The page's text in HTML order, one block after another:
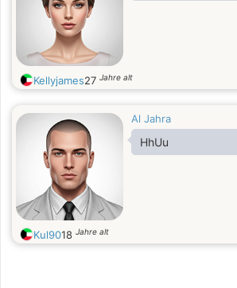
Kellyjames27 Jahre alt
Al Jahra
HhUu
Kul9018 Jahre alt